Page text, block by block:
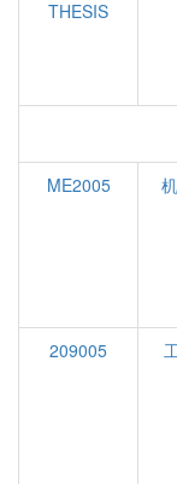
THESIS
ME2005
209005